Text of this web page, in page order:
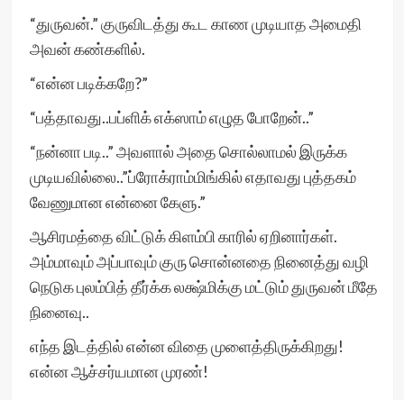
“துருவன்.” குருவிடத்து கூட காண முடியாத அமைதி
அவன் கண்களில்.
“என்ன படிக்கறே?”
“பத்தாவது..பப்ளிக் எக்ஸாம் எழுத போறேன்..”
“நன்னா படி..” அவளால் அதை சொல்லாமல் இருக்க
முடியவில்லை..”ப்ரோக்ராம்மிங்கில் எதாவது புத்தகம்
வேணுமான என்னை கேளு.”
ஆசிரமத்தை விட்டுக் கிளம்பி காரில் ஏறினார்கள்.
அம்மாவும் அப்பாவும் குரு சொன்னதை நினைத்து வழி
நெடுக புலம்பித் தீர்க்க லக்ஷ்மிக்கு மட்டும் துருவன் மீதே
நினைவு..
எந்த இடத்தில் என்ன விதை முளைத்திருக்கிறது!
என்ன ஆச்சர்யமான முரண்!